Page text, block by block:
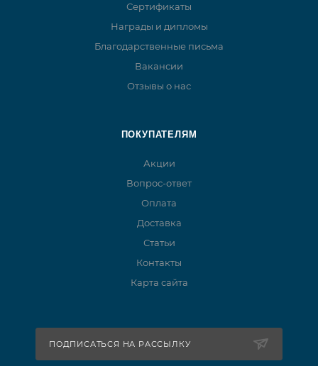
Сертификаты
Награды и дипломы
Благодарственные письма
Вакансии
Отзывы о нас
ПОКУПАТЕЛЯМ
Акции
Вопрос-ответ
Оплата
Доставка
Статьи
Контакты
Карта сайта
ПОДПИСАТЬСЯ НА РАССЫЛКУ